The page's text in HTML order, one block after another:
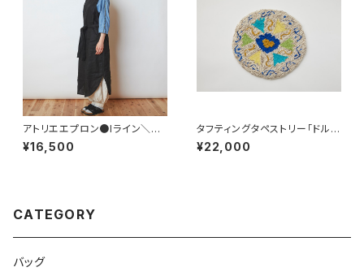
アトリエエプロン●Iライン＼＼
国内縫製・国内100%リネン／
／
¥16,500
タフティングタペストリー「ドルチ
ェ」B
¥22,000
CATEGORY
バッグ